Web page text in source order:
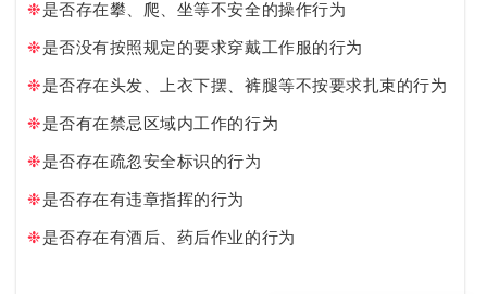
❉是否存在攀、爬、坐等不安全的操作行为
❉是否没有按照规定的要求穿戴工作服的行为
❉是否存在头发、上衣下摆、裤腿等不按要求扎束的行为
❉是否有在禁忌区域内工作的行为
❉是否存在疏忽安全标识的行为
❉是否存在有违章指挥的行为
❉是否存在有酒后、药后作业的行为